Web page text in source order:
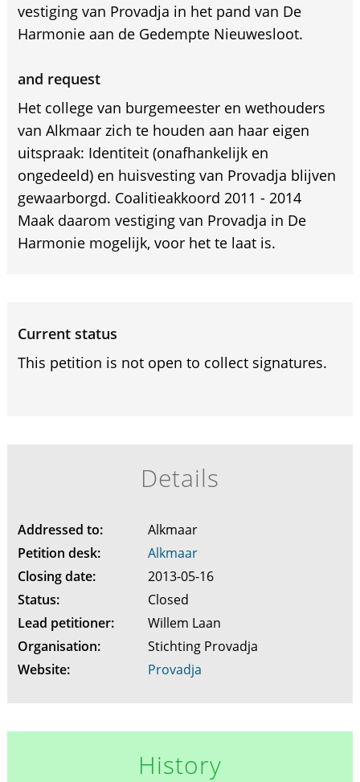
vestiging van Provadja in het pand van De
Harmonie aan de Gedempte Nieuwesloot.
and request
Het college van burgemeester en wethouders
van Alkmaar zich te houden aan haar eigen
uitspraak: Identiteit (onafhankelijk en
ongedeeld) en huisvesting van Provadja blijven
gewaarborgd. Coalitieakkoord 2011 - 2014
Maak daarom vestiging van Provadja in De
Harmonie mogelijk, voor het te laat is.
Current status
This petition is not open to collect signatures.
Details
Addressed to:
Alkmaar
Petition desk:
Alkmaar
Closing date:
2013-05-16
Status:
Closed
Lead petitioner:
Willem Laan
Organisation:
Stichting Provadja
Website:
Provadja
History